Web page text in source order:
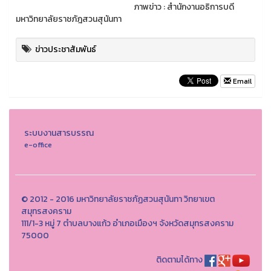
ภาพข่าว : สำนักงานอธิการบดี
มหาวิทยาลัยราชภัฎสวนสุนันทา
ข่าวประชาสัมพันธ์
Email
ระบบงานสารบรรณ
e-office
© 2012 - 2016 มหาวิทยาลัยราชภัฏสวนสุนันทา วิทยาเขต
สมุทรสงคราม
111/1-3 หมู่ 7 ตำบลบางแก้ว อำเภอเมืองฯ จังหวัดสมุทรสงคราม
75000
ติดตามได้ทาง